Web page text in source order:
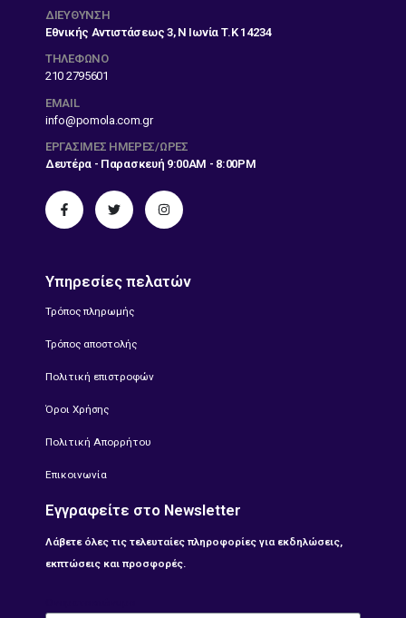
ΔΙΕΎΘΥΝΣΗ
Εθνικής Αντιστάσεως 3, Ν Ιωνία Τ.Κ 14234
ΤΗΛΕΦΩΝΟ
210 2795601
EMAIL
info@pomola.com.gr
ΕΡΓΆΣΙΜΕΣ ΗΜΈΡΕΣ/ΏΡΕΣ
Δευτέρα - Παρασκευή 9:00AM - 8:00PM
Υπηρεσίες πελατών
Τρόπος πληρωμής
Τρόπος αποστολής
Πολιτική επιστροφών
Όροι Χρήσης
Πολιτική Απορρήτου
Επικοινωνία
Εγγραφείτε στο Newsletter
Λάβετε όλες τις τελευταίες πληροφορίες για εκδηλώσεις,
εκπτώσεις και προσφορές.